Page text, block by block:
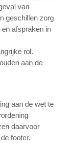
van
geschillen zorg
afspraken in
rol.
aan de
aan de wet te
daarvoor
footer.